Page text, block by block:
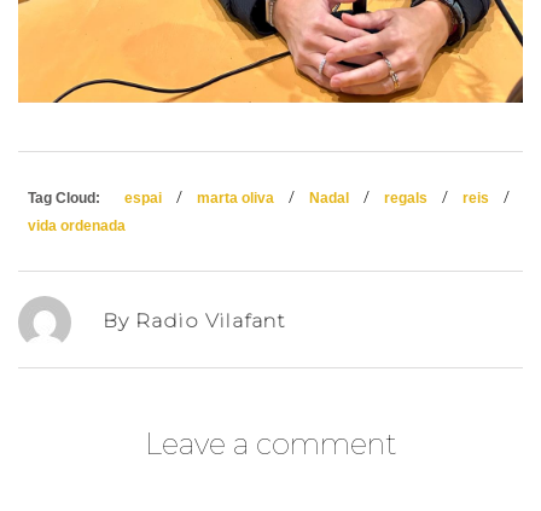
Tag Cloud: espai / marta oliva / Nadal / regals / reis /
vida ordenada
By Radio Vilafant
Leave a comment